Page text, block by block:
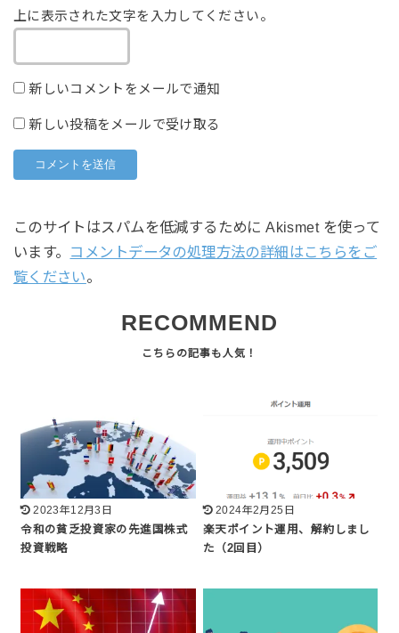
上に表示された文字を入力してください。
新しいコメントをメールで通知
新しい投稿をメールで受け取る
このサイトはスパムを低減するために Akismet を使って
います。 コメントデータの処理方法の詳細はこちらをご
覧ください。
RECOMMEND
2023年12月3日
令和の貧乏投資家の先進国株式
投資戦略
2024年2月25日
楽天ポイント運用、解約しまし
た（2回目）